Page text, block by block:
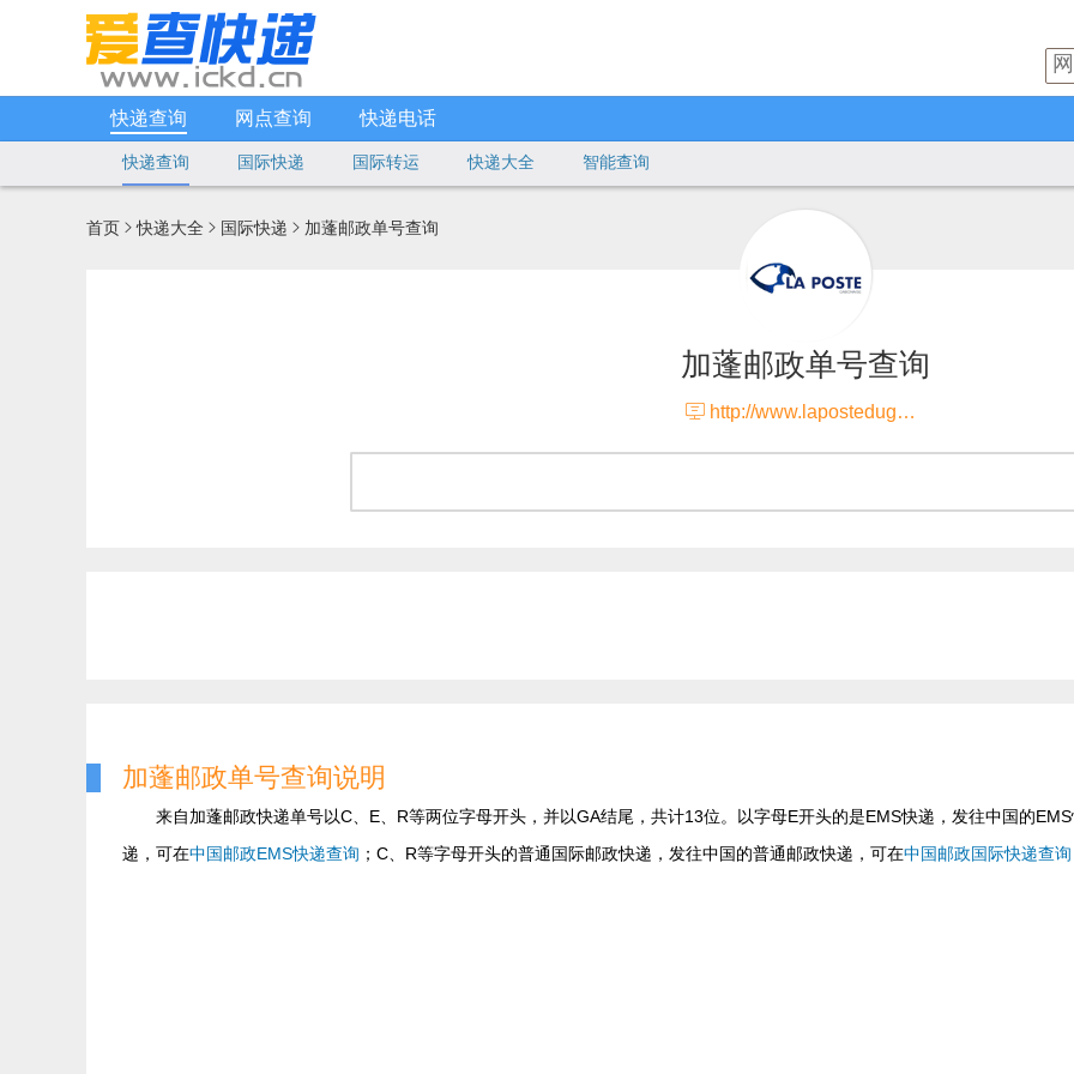
快递查询 网点查询 快递电话
快递查询 国际快递 国际转运 快递大全 智能查询
首页 快递大全  国际快递  加蓬邮政单号查询
加蓬邮政单号查询
 http://www.lapostedugabon.org/
加蓬邮政单号查询说明
来自加蓬邮政快递单号以C、E、R等两位字母开头，并以GA结尾，共计13位。以字母E开头的是EMS快递，发往中国的
递，可在中国邮政EMS快递查询 ；C、R等字母开头的普通国际邮政快递，发往中国的普通邮政快递，可在中国邮政国际快递查询